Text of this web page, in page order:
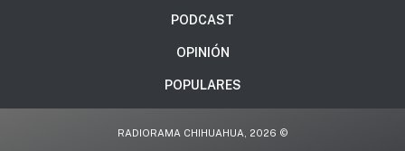
PODCAST
OPINIÓN
POPULARES
RADIORAMA CHIHUAHUA, 2026 ©